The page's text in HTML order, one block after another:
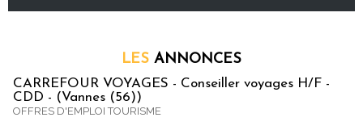
LES ANNONCES
CARREFOUR VOYAGES - Conseiller voyages H/F -
CDD - (Vannes (56))
OFFRES D'EMPLOI TOURISME